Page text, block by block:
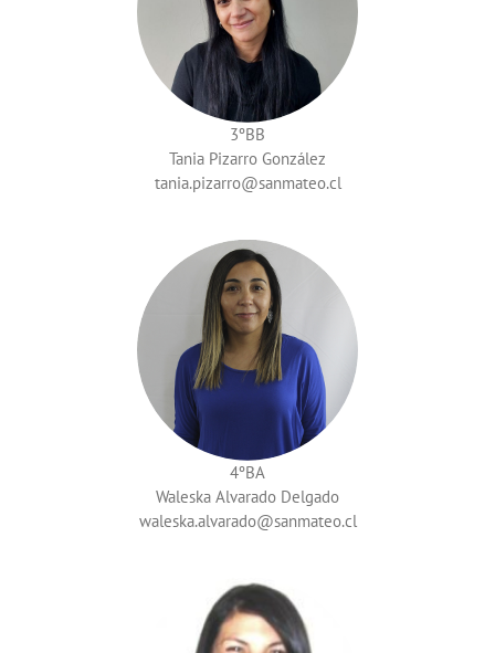
3ºBB
Tania Pizarro González
tania.pizarro
4ºBA
Waleska Alvarado Delgado
waleska.alvarado